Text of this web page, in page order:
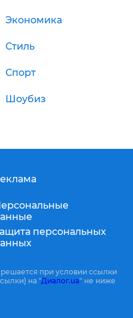
Экономика
Стиль
Спорт
Шоубиз
персональных
при условии ссылки
на "Диалог.ua" не ниже